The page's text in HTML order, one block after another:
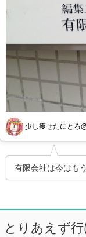
少し痩せたにとろ
有限会社は今はも
とりあえず